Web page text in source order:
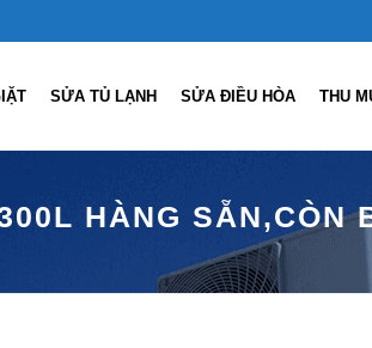
SỬA TỦ LẠNH SỬA ĐIỀU HÒA THU
HÀNG SẴN,CÒN